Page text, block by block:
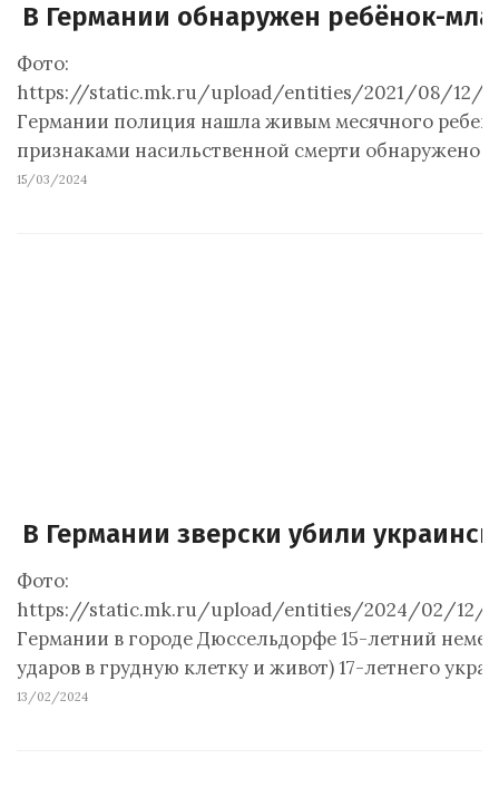
В Германии обнаружен ребёнок-
Фото:
https://static.mk.ru/upload/entities/2021/08/12/12/
Германии полиция нашла живым месячного
признаками насильственной смерти обнаружено
15/03/2024
В Германии зверски убили
Фото:
https://static.mk.ru/upload/entities/2024/02/12/
Германии в городе Дюссельдорфе 15-летний
ударов в грудную клетку и живот) 17-летнего
13/02/2024